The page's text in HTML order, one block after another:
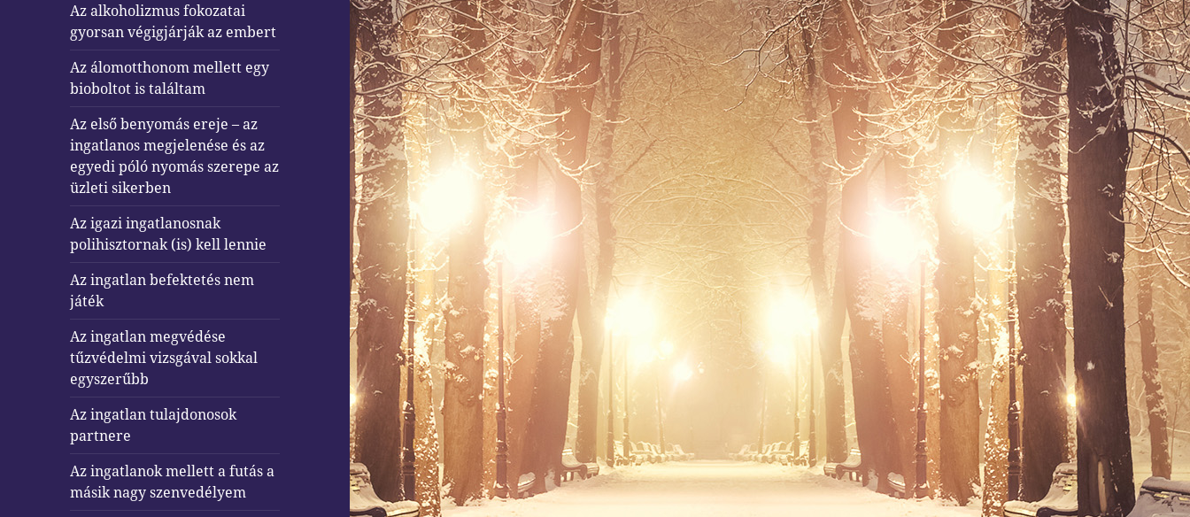
Az alkoholizmus fokozatai
gyorsan végigjárják az embert
Az álomotthonom mellett egy
bioboltot is találtam
Az első benyomás ereje – az
ingatlanos megjelenése és az
egyedi póló nyomás szerepe az
üzleti sikerben
Az igazi ingatlanosnak
polihisztornak (is) kell lennie
Az ingatlan befektetés nem
játék
Az ingatlan megvédése
tűzvédelmi vizsgával sokkal
egyszerűbb
Az ingatlan tulajdonosok
partnere
Az ingatlanok mellett a futás a
másik nagy szenvedélyem